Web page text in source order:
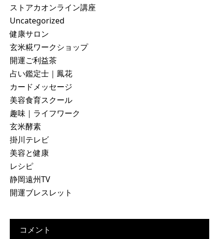
ストアカオンライン講座
Uncategorized
健康サロン
玄米糀ワークショップ
開運ご利益茶
占い鑑定士｜鳳花
カードメッセージ
美容食育スクール
趣味｜ライフワーク
玄米酵素
掛川テレビ
美容と健康
レシピ
静岡遠州TV
開運ブレスレット
コメント